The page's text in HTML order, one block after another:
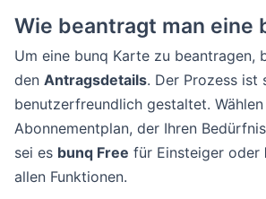
Wie beantragt man eine
Um eine bunq Karte zu beantragen,
den Antragsdetails. Der Prozess ist
benutzerfreundlich gestaltet.
Abonnementplan, der Ihren
sei es bunq Free für Einsteiger oder
allen Funktionen.